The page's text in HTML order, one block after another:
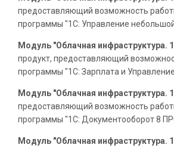
предоставляющий возможность
программы "1С: Управление
Модуль "Облачная инфраструктура.
продукт, предоставляющий
программы "1С: Зарплата и
Модуль "Облачная инфраструктура.
предоставляющий возможность
программы "1С: Документооборот 8
Модуль "Облачная инфраструктура.